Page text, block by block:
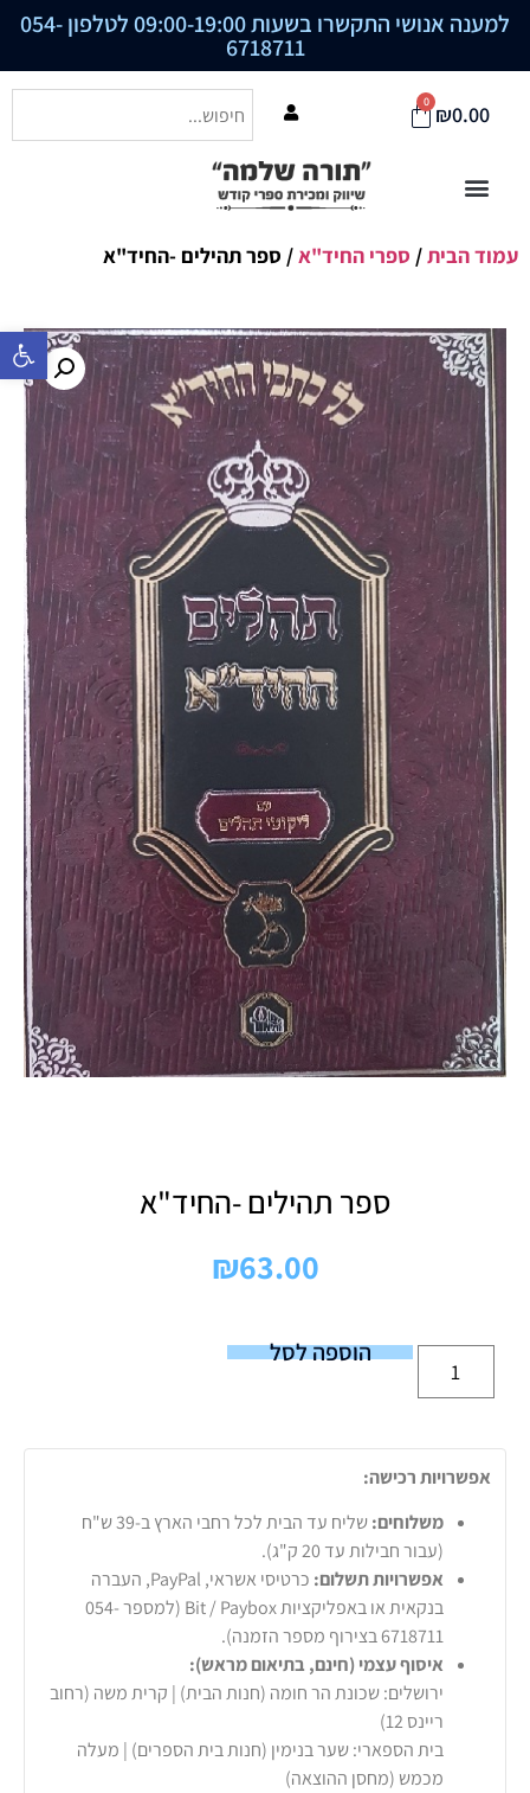
פתח סרגל
למענה אנושי התקשרו בשעות 09:00-19:00 לטלפון 054-
6718711
₪0.00
0
עמוד הבית/ ספרי החיד"א/ ספר תהילים -החיד"א
ספר תהילים -החיד"א
₪63.00
הוספה לסל
אפשרויות רכישה:
משלוחים:
שליח עד הבית לכל רחבי הארץ ב-39 ש"ח
(עבור חבילות עד 20 ק"ג).
אפשרויות תשלום:
כרטיסי אשראי, PayPal, העברה
בנקאית או באפליקציות Bit / Paybox (למספר 054-
6718711 בצירוף מספר הזמנה).
איסוף עצמי (חינם, בתיאום מראש):
ירושלים: שכונת הר חומה (חנות הבית) | קרית משה (רחוב
ריינס 12)
בית הספארי: שער בנימין (חנות בית הספרים) | מעלה
מכמש (מחסן ההוצאה)